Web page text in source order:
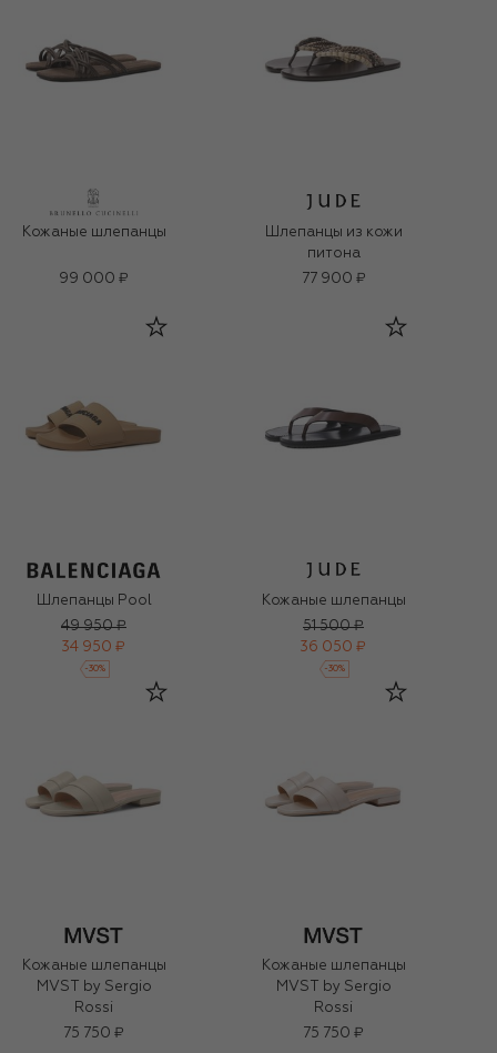
Кожаные шлепанцы
99 000 ₽
Шлепанцы из кожи
питона
77 900 ₽
Шлепанцы Pool
49 950 ₽
34 950 ₽
-30%
Кожаные шлепанцы
51 500 ₽
36 050 ₽
-30%
Кожаные шлепанцы
MVST by Sergio
Rossi
75 750 ₽
Кожаные шлепанцы
MVST by Sergio
Rossi
75 750 ₽